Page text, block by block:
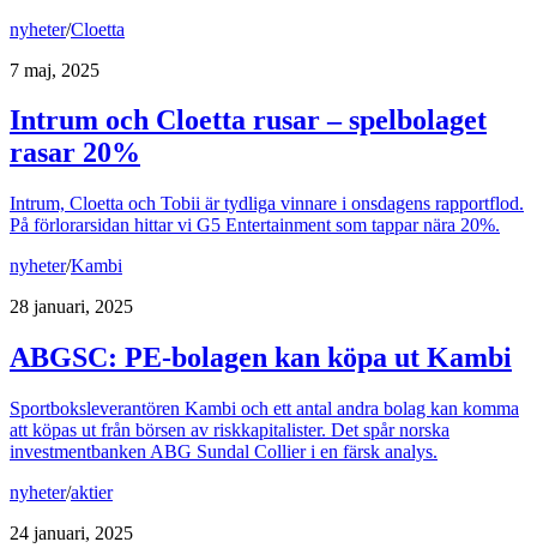
nyheter/Cloetta
7 maj, 2025
Intrum och Cloetta rusar – spelbolaget
rasar 20%
Intrum, Cloetta och Tobii är tydliga vinnare i onsdagens rapportflod.
På förlorarsidan hittar vi G5 Entertainment som tappar nära 20%.
nyheter/Kambi
28 januari, 2025
ABGSC: PE-bolagen kan köpa ut Kambi
Sportboksleverantören Kambi och ett antal andra bolag kan komma
att köpas ut från börsen av riskkapitalister. Det spår norska
investmentbanken ABG Sundal Collier i en färsk analys.
nyheter/aktier
24 januari, 2025